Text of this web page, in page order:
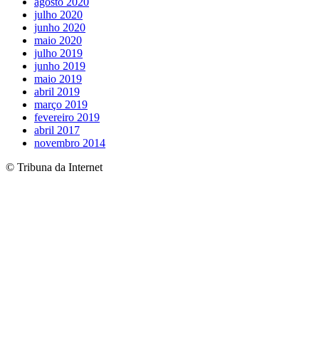
julho 2020
junho 2020
maio 2020
julho 2019
junho 2019
maio 2019
abril 2019
março 2019
fevereiro 2019
abril 2017
novembro 2014
© Tribuna da Internet